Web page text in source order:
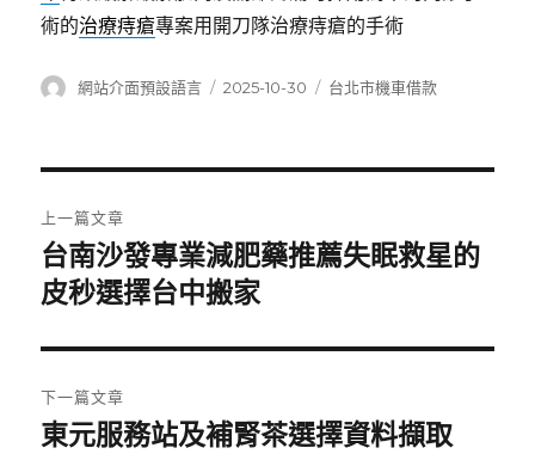
術的治療痔瘡專案用開刀隊治療痔瘡的手術
作
網站介面預設語言
發
2025-10-30
分
台北市機車借款
章
導
覽
上一篇文章
上
一
文
章:
台南沙發專業減肥藥推薦失眠救星的
皮秒選擇台中搬家
下一篇文章
下
東元服務站及補腎茶選擇資料擷取